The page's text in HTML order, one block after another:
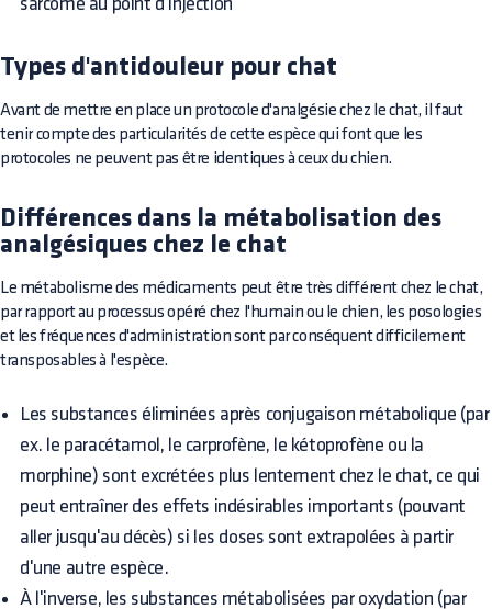
Types d'antidouleur pour chat
Avant de mettre en place un protocole d'analgésie chez le chat, il faut
tenir compte des particularités de cette espèce qui font que les
protocoles ne peuvent pas être identiques à ceux du chien.
Différences dans la métabolisation des
analgésiques chez le chat
Le métabolisme des médicaments peut être très différent chez le chat,
par rapport au processus opéré chez l'humain ou le chien, les posologies
et les fréquences d'administration sont par conséquent difficilement
transposables à l'espèce.
Les substances éliminées après conjugaison métabolique (par
ex. le paracétamol, le carprofène, le kétoprofène ou la
morphine) sont excrétées plus lentement chez le chat, ce qui
peut entraîner des effets indésirables importants (pouvant
aller jusqu'au décès) si les doses sont extrapolées à partir
d'une autre espèce.
À l'inverse, les substances métabolisées par oxydation (par